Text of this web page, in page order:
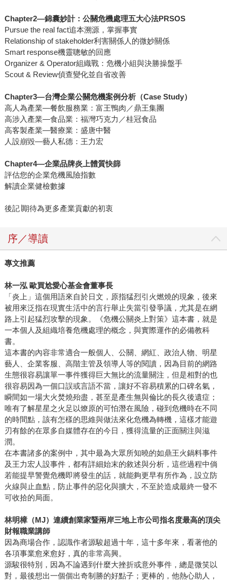
Chapter2—錦囊妙計：公關危機處理五大心法PRSOS
Pursue the real fact追本溯源，掌握事實
Relationship of stakeholder利害關係人的微妙關係
Smart response機靈聰敏的回應
Organizer & Operator組織戰：危機小組與決勝操盤手
Scout & Review偵查變化並自省改善
Chapter3—台灣企業公關危機案例分析（Case Study）
高人為產業—餐飲服務業：富王鴨肉／鼎王集團
高涉入產業—食品業：福灣巧克力／桂冠食品
高客製產業—醫療業：盛唐中醫
人設崩毀—藝人私德：王力宏
Chapter4—企業品牌炎上體質快篩
評估您的企業危機風險指數
解讀企業健檢數據
後記∣期待為更多產業貢獻的初衷
序／導讀
專文推薦
林一泓 歐買尬愛心基金會董事長
「炎上」這個用語來自於日文，原指猛烈引火燃燒的現象，後來
被用來泛指在現實生活中的言行舉止失當引發爭議，尤其是在網
路上引起猛烈攻擊的現象。《危機公關炎上對策》這本書，就是
一本個人及組織培養危機處理的概念，與實際運作的必備教科
書。
這本書的內容非常適合一般個人、公關、網紅、政治人物、明星
藝人、企業客服、高階主管及領導人等的閱讀，因為目前的網路
生態很容易讓單一事件獲得巨大無比的流量關注，但是相對的也
很容易因為一個口誤或言語不當，讓好不容易積累的口碑名氣，
瞬間如一場大火焚燒殆盡，甚至是產生無與倫比的長久後遺症；
唯有了解星星之火足以燎原的可怕潛在風險，碰到危機時在不同
的時間點，該有怎樣的思維與做法來化危機為轉機，這樣才能遊
刃有餘的在眾多自媒體存在的今日，獲得流量的正面關注與滋
潤。
在本書諸多的案例中，其中最為大眾所知曉的如鼎王火鍋料事件
及王力宏人設事件，都有詳細始末的敘述與分析，這些過程中倘
若能提早警覺危機即將發生的話，就能夠更早有所作為，設立防
火線與止血點，防止事件的惡化與擴大，不至於造成最終一發不
可收拾的局面。
林明樟（MJ）連續創業家暨兩岸三地上市公司指名度最高的頂尖
財報職業講師
因為商場合作，認識作者源駿超過十年，這十多年來，看著他的
各項事業愈來愈好，真的非常高興。
源駿很特別，因為不論遇到什麼大挫折或意外事件，總是微笑以
對，最後想出一個個出奇制勝的好點子；更棒的，他熱心助人，